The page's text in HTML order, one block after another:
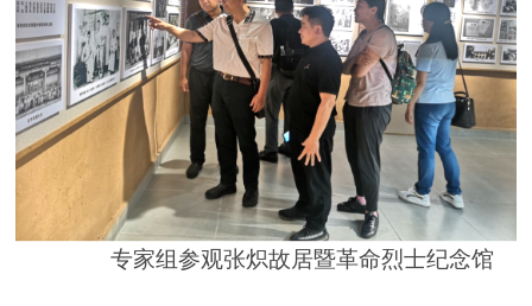
专家组参观张炽故居暨革命烈士纪念馆